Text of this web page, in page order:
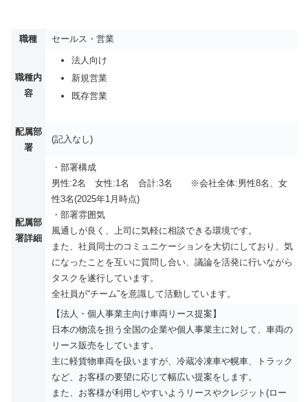
職種 セールス・営業
職種内
容
法人向け
新規営業
既存営業
配属部
署
(記入なし)
配属部
署詳細
・部署構成
男性:2名 女性:1名 合計:3名 ※会社全体:男性8名、女
性3名(2025年1月時点)
・部署雰囲気
風通しが良く、上司に気軽に相談できる環境です。
また、社員同士のコミュニケーションを大切にしており、気
になったことを互いに質問し合い、議論を活発に行いながら
タスクを遂行しています。
全社員が“チーム”を意識して活動しています。
【法人・個人事業主向け車両リース提案】
日本の物流を担う全国の企業や個人事業主に対して、車両の
リース販売をしています。
主に軽貨物車両を扱いますが、冷蔵冷凍車や幌車、トラック
など、お客様の要望に応じて幅広い提案をします。
また、お客様が利用しやすいようリースやクレジット(ロー